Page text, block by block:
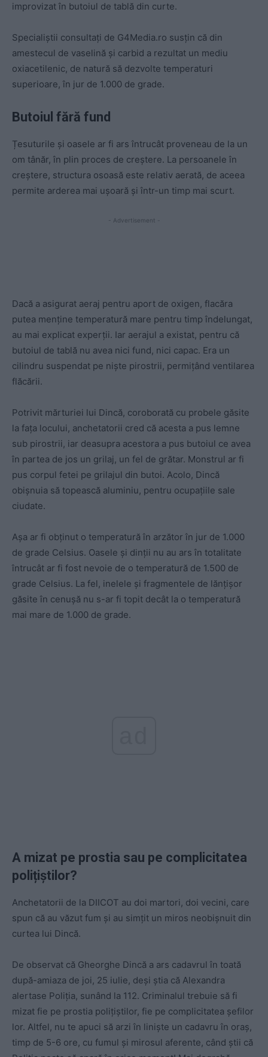
improvizat în butoiul de tablă din curte.
Specialiștii consultați de G4Media.ro susțin că din
amestecul de vaselină și carbid a rezultat un mediu
oxiacetilenic, de natură să dezvolte temperaturi
superioare, în jur de 1.000 de grade.
Butoiul fără fund
Țesuturile și oasele ar fi ars întrucât proveneau de la un
om tânăr, în plin proces de creștere. La persoanele în
creștere, structura osoasă este relativ aerată, de aceea
permite arderea mai ușoară și într-un timp mai scurt.
- Advertisement -
Dacă a asigurat aeraj pentru aport de oxigen, flacăra
putea menține temperatură mare pentru timp îndelungat,
au mai explicat experții. Iar aerajul a existat, pentru că
butoiul de tablă nu avea nici fund, nici capac. Era un
cilindru suspendat pe niște pirostrii, permițând ventilarea
flăcării.
Potrivit mărturiei lui Dincă, coroborată cu probele găsite
la fața locului, anchetatorii cred că acesta a pus lemne
sub pirostrii, iar deasupra acestora a pus butoiul ce avea
în partea de jos un grilaj, un fel de grătar. Monstrul ar fi
pus corpul fetei pe grilajul din butoi. Acolo, Dincă
obișnuia să topească aluminiu, pentru ocupațiile sale
ciudate.
Așa ar fi obținut o temperatură în arzător în jur de 1.000
de grade Celsius. Oasele și dinții nu au ars în totalitate
întrucât ar fi fost nevoie de o temperatură de 1.500 de
grade Celsius. La fel, inelele și fragmentele de lănțișor
găsite în cenușă nu s-ar fi topit decât la o temperatură
mai mare de 1.000 de grade.
A mizat pe prostia sau pe complicitatea
polițiștilor?
Anchetatorii de la DIICOT au doi martori, doi vecini, care
spun că au văzut fum și au simțit un miros neobișnuit din
curtea lui Dincă.
De observat că Gheorghe Dincă a ars cadavrul în toată
după-amiaza de joi, 25 iulie, deși știa că Alexandra
alertase Poliția, sunând la 112. Criminalul trebuie să fi
mizat fie pe prostia polițiștilor, fie pe complicitatea șefilor
lor. Altfel, nu te apuci să arzi în liniște un cadavru în oraș,
timp de 5-6 ore, cu fumul și mirosul aferente, când știi că